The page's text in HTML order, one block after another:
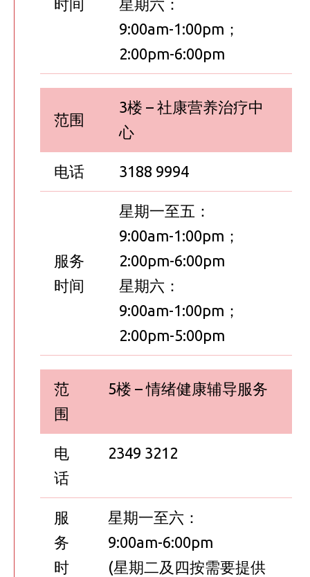
时间
星期六：
9:00am-1:00pm；
2:00pm-6:00pm
范围
3楼 – 社康营养治疗中
心
电话 3188 9994
服务
时间
星期一至五：
9:00am-1:00pm；
2:00pm-6:00pm
星期六：
9:00am-1:00pm；
2:00pm-5:00pm
范
围
5楼 – 情绪健康辅导服务
电
话
2349 3212
服
务
时
星期一至六：
9:00am-6:00pm
(星期二及四按需要提供